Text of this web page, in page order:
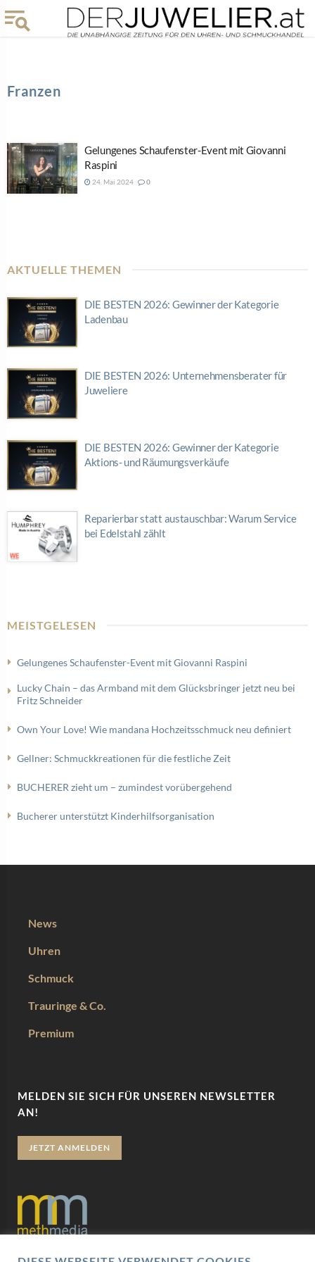
Franzen
Gelungenes Schaufenster-Event mit Giovanni
Raspini
24. Mai 2024 0
AKTUELLE THEMEN
DIE BESTEN 2026: Gewinner der Kategorie
Ladenbau
DIE BESTEN 2026: Unternehmensberater für
Juweliere
DIE BESTEN 2026: Gewinner der Kategorie
Aktions- und Räumungsverkäufe
Reparierbar statt austauschbar: Warum Service
bei Edelstahl zählt
MEISTGELESEN
Gelungenes Schaufenster-Event mit Giovanni Raspini
Lucky Chain – das Armband mit dem Glücksbringer jetzt neu bei
Fritz Schneider
Own Your Love! Wie mandana Hochzeitsschmuck neu definiert
Gellner: Schmuckkreationen für die festliche Zeit
BUCHERER zieht um – zumindest vorübergehend
Bucherer unterstützt Kinderhilfsorganisation
News
Uhren
Schmuck
Trauringe & Co.
Premium
MELDEN SIE SICH FÜR UNSEREN NEWSLETTER
AN!
JETZT ANMELDEN